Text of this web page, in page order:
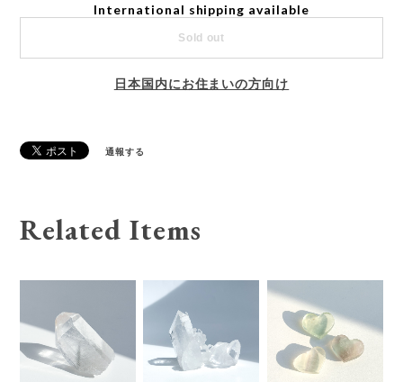
International shipping available
Sold out
日本国内にお住まいの方向け
通報する
Related Items